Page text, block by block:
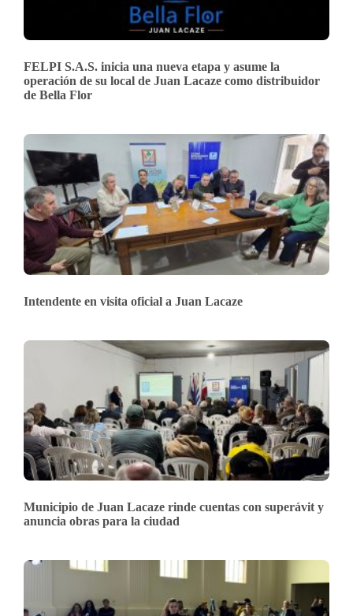
FELPI S.A.S. inicia una nueva etapa y asume la
operación de su local de Juan Lacaze como distribuidor
de Bella Flor
Intendente en visita oficial a Juan Lacaze
Municipio de Juan Lacaze rinde cuentas con superávit y
anuncia obras para la ciudad